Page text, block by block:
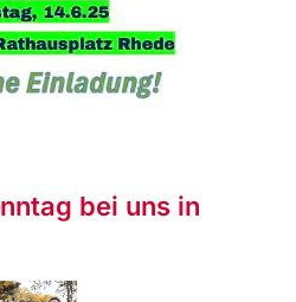
bei uns in